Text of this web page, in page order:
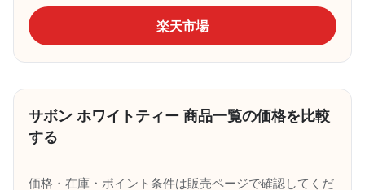
楽天市場
サボン ホワイトティー 商品一覧の価格を比較
する
価格・在庫・ポイント条件は販売ページで確認してくだ